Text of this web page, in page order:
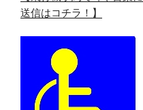
送信はコチラ！】